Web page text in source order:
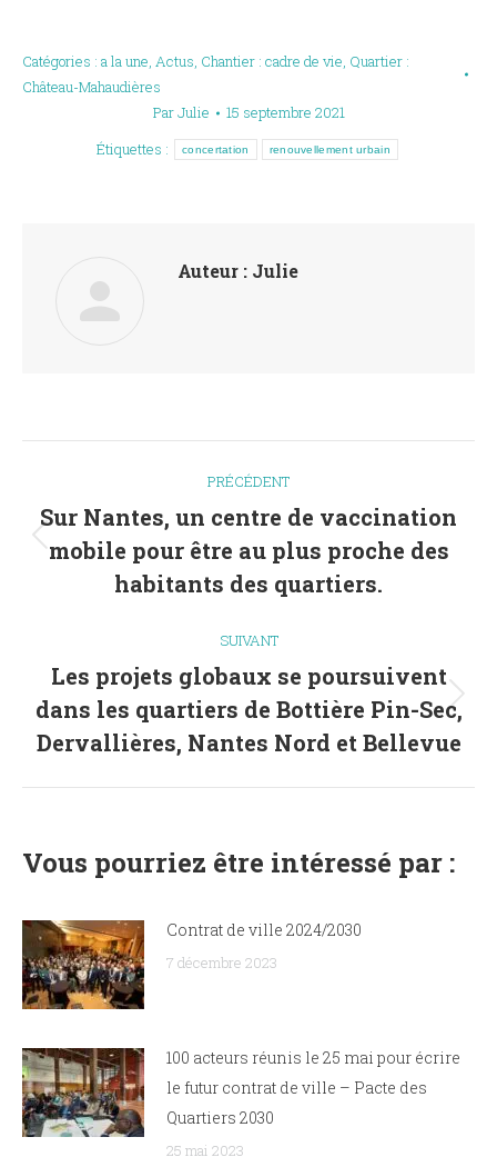
Catégories : a la une, Actus, Chantier : cadre de vie, Quartier :
Château-Mahaudières
ParJulie
15 septembre 2021
Étiquettes :
concertation renouvellement urbain
Auteur : Julie
Navigation
article
PRÉCÉDENT
Article
précédent
Sur Nantes, un centre de vaccination
mobile pour être au plus proche des
habitants des quartiers.
SUIVANT
Article
suivant
Les projets globaux se poursuivent
dans les quartiers de Bottière Pin-Sec,
Dervallières, Nantes Nord et Bellevue
Vous pourriez être intéressé par :
Contrat de ville 2024/2030
7 décembre 2023
100 acteurs réunis le 25 mai pour écrire
le futur contrat de ville – Pacte des
Quartiers 2030
25 mai 2023